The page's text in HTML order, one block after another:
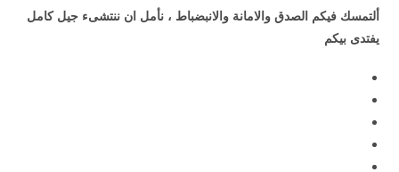
ألتمسك فيكم الصدق والامانة والانبضباط ، نأمل ان ننتشىء جيل كامل
يفتدى بيكم